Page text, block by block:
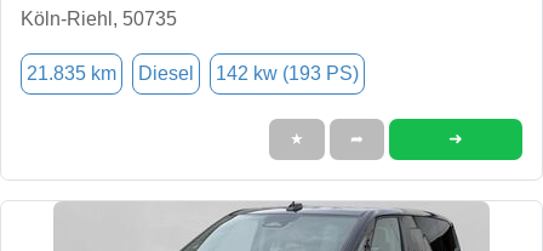
Köln-Riehl, 50735
21.835 km Diesel 142 kw (193 PS)
★ ➦ ➜